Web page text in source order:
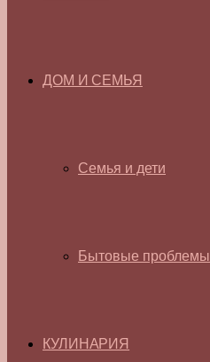
ДОМ И СЕМЬЯ
Семья и дети
Бытовые проблемы
КУЛИНАРИЯ